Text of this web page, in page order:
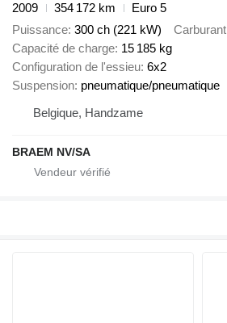
2009
354 172 km
Euro 5
Puissance 300 ch (221 kW) Carburant
Capacité de charge 15 185 kg
Configuration de l'essieu 6x2
Suspension pneumatique/pneumatique
Belgique, Handzame
BRAEM NV/SA